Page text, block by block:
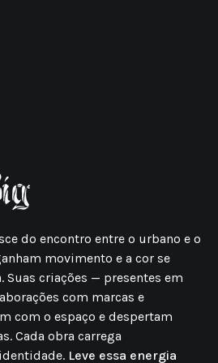
do encontro entre o urbano e o
movimento e a cor se
Suas criações — presentes em
com marcas e
com o espaço e despertam
Cada obra carrega
Leve essa energia